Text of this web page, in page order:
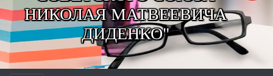
НИКОЛАЯ МАТВЕЕВИЧА
ДИДЕНКО"